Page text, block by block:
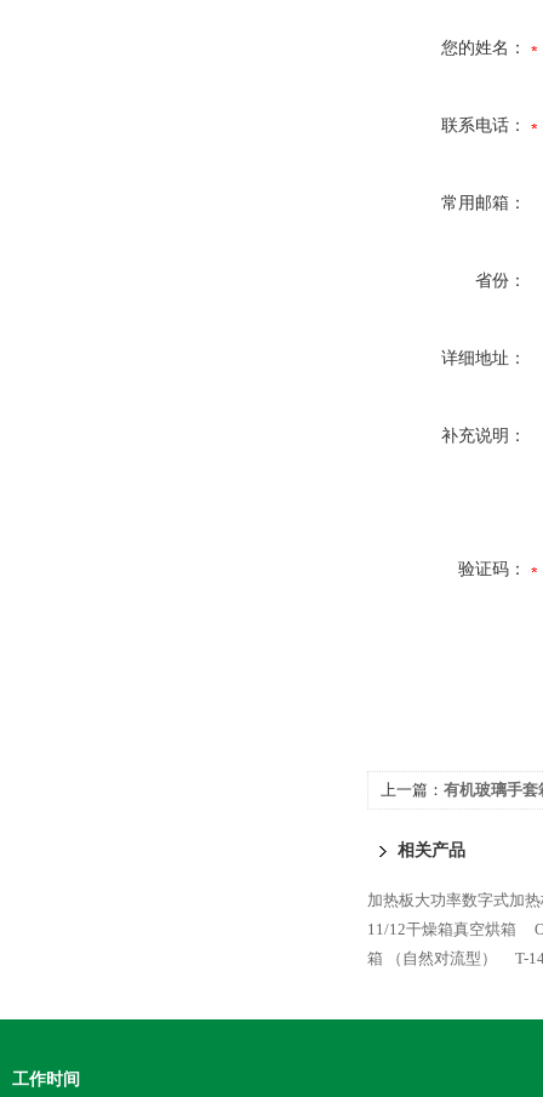
您的姓名：
联系电话：
常用邮箱：
省份：
详细地址：
补充说明：
验证码：
上一篇： 有机玻璃手套
相关产品
加热板大功率数字式加
11/12干燥箱真空烘箱
箱 （自然对流型）
T-
工作时间